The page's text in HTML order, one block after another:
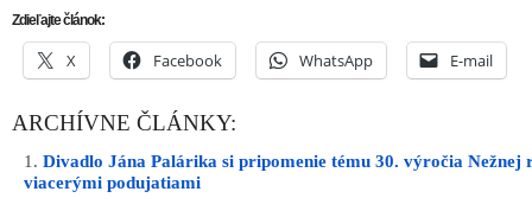
Zdieľajte článok:
X Facebook WhatsApp E-mail
ARCHÍVNE ČLÁNKY:
Divadlo Jána Palárika si pripomenie tému 30. výročia Nežnej
viacerými podujatiami